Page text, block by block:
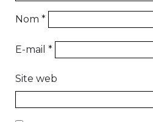
Nom *
E-mail *
Site web